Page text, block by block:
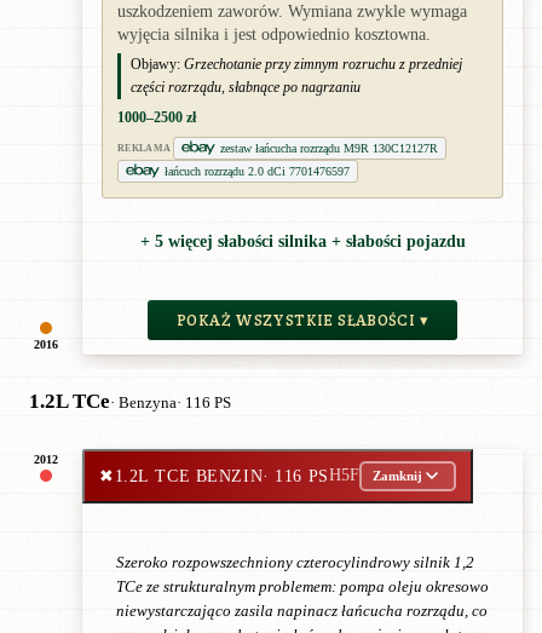
2016
uszkodzeniem zaworów. Wymiana zwykle wymaga
wyjęcia silnika i jest odpowiednio kosztowna.
Objawy: Grzechotanie przy zimnym rozruchu z przedniej
części rozrządu, słabnące po nagrzaniu
1000–2500 zł
REKLAMA
zestaw łańcucha rozrządu M9R 130C12127R
łańcuch rozrządu 2.0 dCi 7701476597
+ 5 więcej słabości silnika + słabości pojazdu
POKAŻ WSZYSTKIE SŁABOŚCI ▾
1.2L TCe· Benzyna· 116 PS
2012
✖1.2L TCE BENZIN· 116 PSH5F Zamknij
Szeroko rozpowszechniony czterocylindrowy silnik 1,2
TCe ze strukturalnym problemem: pompa oleju okresowo
niewystarczająco zasila napinacz łańcucha rozrządu, co